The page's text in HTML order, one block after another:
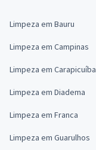
Limpeza em Bauru
Limpeza em Campinas
Limpeza em Carapicuíba
Limpeza em Diadema
Limpeza em Franca
Limpeza em Guarulhos